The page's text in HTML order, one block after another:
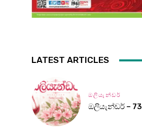
LATEST ARTICLES
ඔලියැන්ඩර්
ඔලියැන්ඩර් – 73